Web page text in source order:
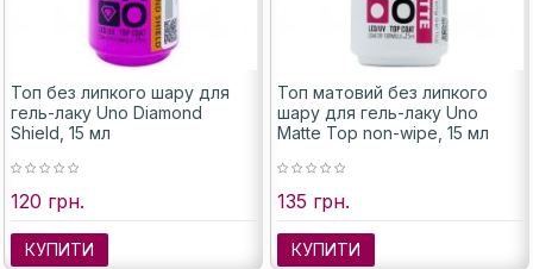
Топ без липкого шару для
гель-лаку Uno Diamond
Shield, 15 мл
120 грн.
КУПИТИ
Топ матовий без липкого
шару для гель-лаку Uno
Matte Top non-wipe, 15 мл
135 грн.
КУПИТИ